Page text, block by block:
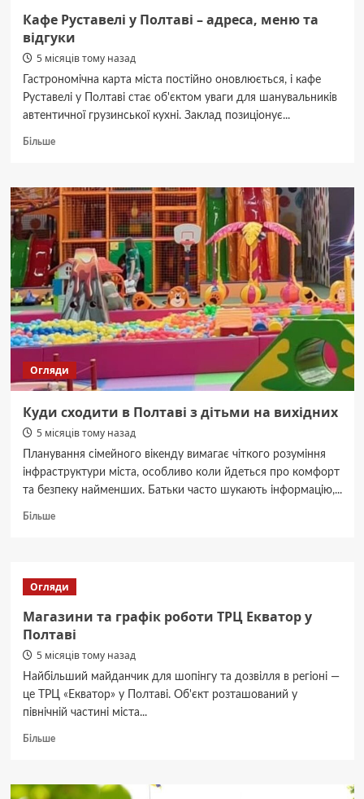
Кафе Руставелі у Полтаві – адреса, меню та
відгуки
5 місяців тому назад
Гастрономічна карта міста постійно оновлюється, і кафе
Руставелі у Полтаві стає об'єктом уваги для шанувальників
автентичної грузинської кухні. Заклад позиціонує...
БільшеДокладніше
Руставелі
у
Полтаві
–
адреса,
меню
та
відгуки
Огляди
Куди сходити в Полтаві з дітьми на вихідних
5 місяців тому назад
Планування сімейного вікенду вимагає чіткого розуміння
інфраструктури міста, особливо коли йдеться про комфорт
та безпеку найменших. Батьки часто шукають інформацію,...
БільшеДокладніше
Полтаві
дітьми
на
вихідних
Огляди
Магазини та графік роботи ТРЦ Екватор у
Полтаві
5 місяців тому назад
Найбільший майданчик для шопінгу та дозвілля в регіоні —
це ТРЦ «Екватор» у Полтаві. Об'єкт розташований у
північній частині міста...
БільшеДокладніше
та